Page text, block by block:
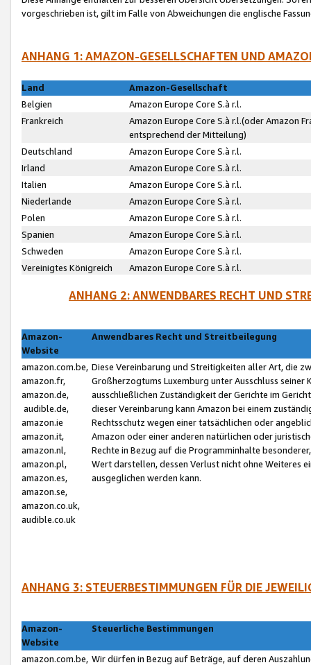
vorgeschrieben ist, gilt im Falle von Abweichungen die englische
ANHANG 1: AMAZON-GESELLSCHAFTEN UND
Land
Amazon-Gesellschaft
Belgien
Amazon Europe Core S.à r.l.
Frankreich
Amazon Europe Core S.à r.l.(oder Amazon
entsprechend der Mitteilung)
Deutschland
Amazon Europe Core S.à r.l.
Irland
Amazon Europe Core S.à r.l.
Italien
Amazon Europe Core S.à r.l.
Niederlande
Amazon Europe Core S.à r.l.
Polen
Amazon Europe Core S.à r.l.
Spanien
Amazon Europe Core S.à r.l.
Schweden
Amazon Europe Core S.à r.l.
Vereinigtes Königreich
Amazon Europe Core S.à r.l.
ANHANG 2: ANWENDBARES RECHT UND
Amazon-
Website
Anwendbares Recht und Streitbeilegung
amazon.com.be,
amazon.fr,
amazon.de,
audible.de,
amazon.ie
amazon.it,
amazon.nl,
amazon.pl,
amazon.es,
amazon.se,
amazon.co.uk,
audible.co.uk
Diese Vereinbarung und Streitigkeiten aller Art, die
Großherzogtums Luxemburg unter Ausschluss
ausschließlichen Zuständigkeit der Gerichte im
dieser Vereinbarung kann Amazon bei einem
Rechtsschutz wegen einer tatsächlichen oder
Amazon oder einer anderen natürlichen oder
Rechte in Bezug auf die Programminhalte
Wert darstellen, dessen Verlust nicht ohne Weiteres
ausgeglichen werden kann.
ANHANG 3: STEUERBESTIMMUNGEN FÜR DIE
Amazon-
Website
Steuerliche Bestimmungen
amazon.com.be, Wir dürfen in Bezug auf Beträge, auf deren